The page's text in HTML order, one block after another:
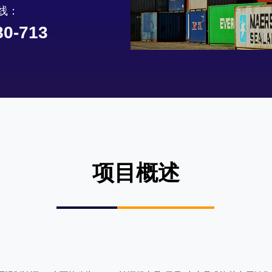
项目概述
713
：